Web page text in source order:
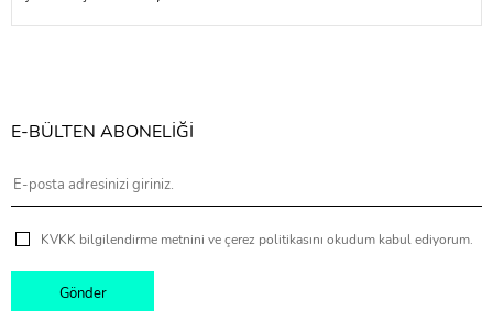
E-BÜLTEN ABONELİĞİ
KVKK bilgilendirme metnini ve çerez politikasını okudum kabul ediyorum.